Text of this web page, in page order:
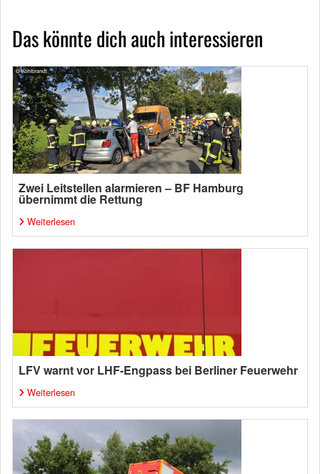
Das könnte dich auch interessieren
Zwei Leitstellen alarmieren – BF Hamburg
übernimmt die Rettung
Weiterlesen
LFV warnt vor LHF-Engpass bei Berliner Feuerwehr
Weiterlesen